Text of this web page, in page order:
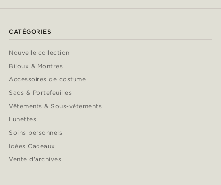
CATÉGORIES
Nouvelle collection
Bijoux & Montres
Accessoires de costume
Sacs & Portefeuilles
Vêtements & Sous-vêtements
Lunettes
Soins personnels
Idées Cadeaux
Vente d'archives